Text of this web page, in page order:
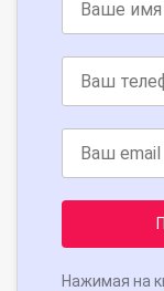
Нажимая на